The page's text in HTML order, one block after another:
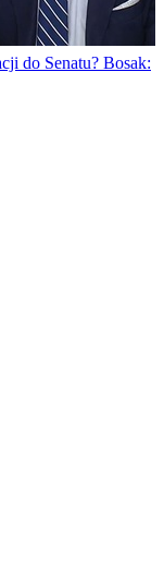
do Senatu? Bosak: